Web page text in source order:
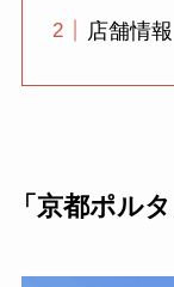
店舗情報
「京都ポル